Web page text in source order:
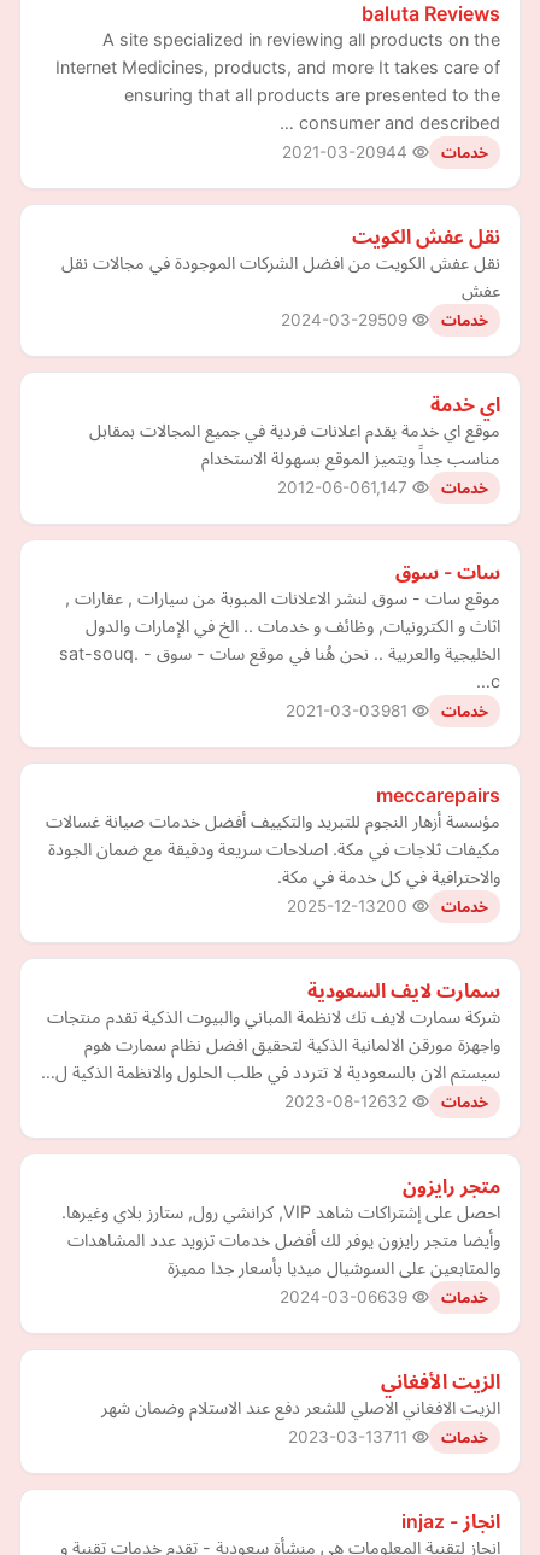
baluta Reviews
A site specialized in reviewing all products on the
Internet Medicines, products, and more It takes care of
ensuring that all products are presented to the
consumer and described …
خدمات 2021-03-20
نقل عفش الكويت
نقل عفش الكويت من افضل الشركات الموجودة في مجالات نقل
عفش
خدمات 2024-03-29
اي خدمة
موقع اي خدمة يقدم اعلانات فردية في جميع المجالات بمقابل
مناسب جداً ويتميز الموقع بسهولة الاستخدام
خدمات 2012-06-06
سات - سوق
موقع سات - سوق لنشر الاعلانات المبوبة من سيارات , عقارات ,
اثاث و الكترونيات, وظائف و خدمات .. الخ في الإمارات والدول
الخليجية والعربية .. نحن هُنا في موقع سات - سوق - sat-souq.
c…
خدمات 2021-03-03
meccarepairs
مؤسسة أزهار النجوم للتبريد والتكييف أفضل خدمات صيانة غسالات
مكيفات ثلاجات في مكة. اصلاحات سريعة ودقيقة مع ضمان الجودة
والاحترافية في كل خدمة في مكة.
خدمات 2025-12-13
سمارت لايف السعودية
شركة سمارت لايف تك لانظمة المباني والبيوت الذكية تقدم منتجات
واجهزة مورقن الالمانية الذكية لتحقيق افضل نظام سمارت هوم
سيستم الان بالسعودية لا تتردد في طلب الحلول والانظمة الذكية ل…
خدمات 2023-08-12
متجر رايزون
احصل على إشتراكات شاهد VIP, كرانشي رول, ستارز بلاي وغيرها.
وأيضا متجر رايزون يوفر لك أفضل خدمات تزويد عدد المشاهدات
والمتابعين على السوشيال ميديا بأسعار جدا مميزة
خدمات 2024-03-06
الزيت الأفغاني
الزيت الافغاني الاصلي للشعر دفع عند الاستلام وضمان شهر
خدمات 2023-03-13
انجاز - injaz
انجاز لتقنية المعلومات هي منشأة سعودية - تقدم خدمات تقنية و